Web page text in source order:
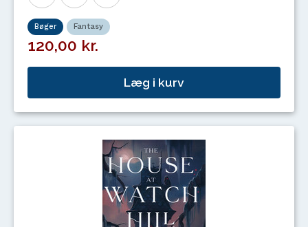
Bøger Fantasy
120,00 kr.
Læg i kurv